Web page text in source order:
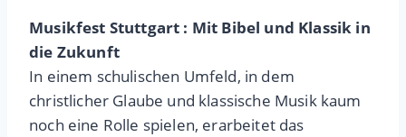
Musikfest Stuttgart : Mit Bibel und Klassik in
die Zukunft
In einem schulischen Umfeld, in dem
christlicher Glaube und klassische Musik kaum
noch eine Rolle spielen, erarbeitet das